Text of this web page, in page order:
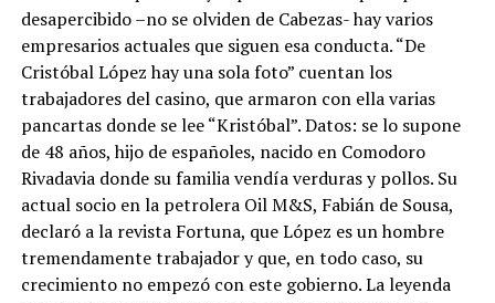
desapercibido –no se olviden de Cabezas- hay varios
empresarios actuales que siguen esa conducta. “De
Cristóbal López hay una sola foto” cuentan los
trabajadores del casino, que armaron con ella varias
pancartas donde se lee “Kristóbal”. Datos: se lo supone
de 48 años, hijo de españoles, nacido en Comodoro
Rivadavia donde su familia vendía verduras y pollos. Su
actual socio en la petrolera Oil M&S, Fabián de Sousa,
declaró a la revista Fortuna, que López es un hombre
tremendamente trabajador y que, en todo caso, su
crecimiento no empezó con este gobierno. La leyenda